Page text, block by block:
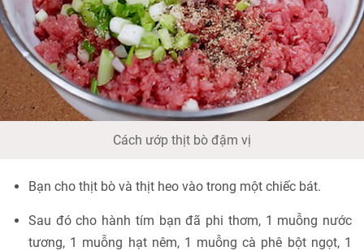
Cách ướp thịt bò đậm vị
Bạn cho thịt bò và thịt heo vào trong một chiếc bát.
Sau đó cho hành tím bạn đã phi thơm, 1 muỗng nước
tương, 1 muỗng hạt nêm, 1 muỗng cà phê bột ngọt, 1